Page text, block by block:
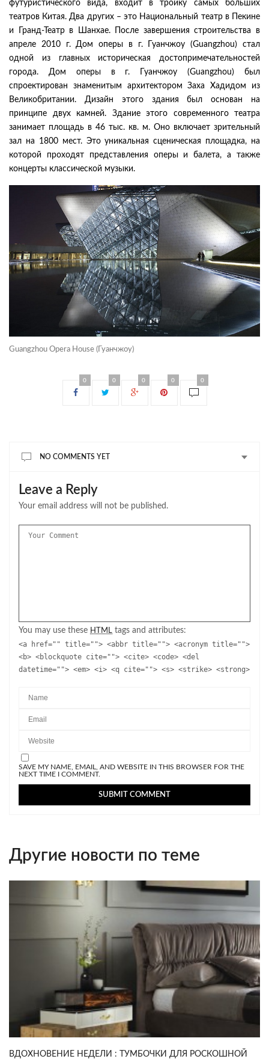
футуристического вида, входит в тройку самых больших
театров Китая. Два других – это Национальный театр в Пекине
и Гранд-Театр в Шанхае. После завершения строительства в
апреле 2010 г. Дом оперы в г. Гуанчжоу (Guangzhou) стал
одной из главных историческая достопримечательностей
города. Дом оперы в г. Гуанчжоу (Guangzhou) был
спроектирован знаменитым архитектором Заха Хадидом из
Великобритании. Дизайн этого здания был основан на
принципе двух камней. Здание этого современного театра
занимает площадь в 46 тыс. кв. м. Оно включает зрительный
зал на 1800 мест. Это уникальная сценическая площадка, на
которой проходят представления оперы и балета, а также
концерты классической музыки.
Guangzhou Opera House (Гуанчжоу)
0 0 0 0 0
NO COMMENTS YET
Leave a Reply
Your email address will not be published.
You may use these HTML tags and attributes:
<a href="" title=""> <abbr title=""> <acronym title="">
<b> <blockquote cite=""> <cite> <code> <del
datetime=""> <em> <i> <q cite=""> <s> <strike> <strong>
SAVE MY NAME, EMAIL, AND WEBSITE IN THIS BROWSER FOR THE
NEXT TIME I COMMENT.
Другие новости по теме
ВДОХНОВЕНИЕ НЕДЕЛИ : ТУМБОЧКИ ДЛЯ РОСКОШНОЙ